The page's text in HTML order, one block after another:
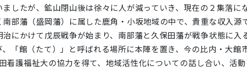
したが、鉱山閉山後は徐々に人が減っていき、現在の２集落に
藩（盛岡藩）に属した鹿角・小坂地域の中で、貴重な収入源
にかけて戊辰戦争が始まり、南部藩と久保田藩が戦争状態に入
「館（たて）」と呼ばれる場所に本陣を置き、今の比内・大館
護福祉大の協力を得て、地域活性化についての話し合い、活